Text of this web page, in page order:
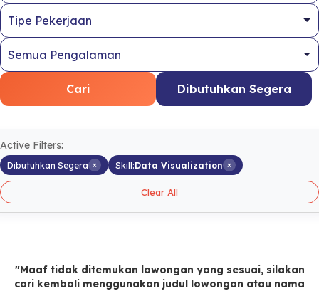
Cari Dibutuhkan Segera
Active Filters:
Dibutuhkan Segera × Skill:Data Visualization ×
Clear All
"Maaf tidak ditemukan lowongan yang sesuai, silakan
cari kembali menggunakan judul lowongan atau nama